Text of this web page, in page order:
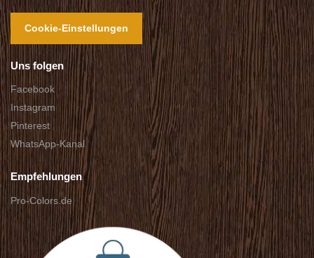
Cookie-Einstellungen
Uns folgen
Facebook
Instagram
Pinterest
WhatsApp-Kanal
Empfehlungen
Pro-Colors.de